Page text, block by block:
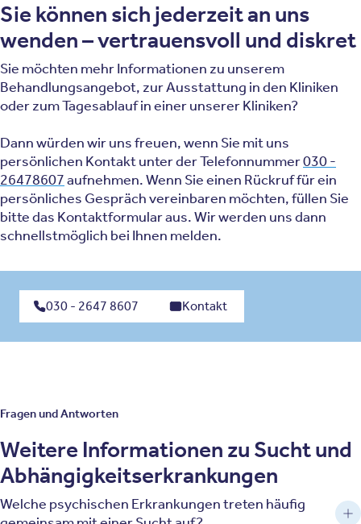
Sie können sich jederzeit an uns
wenden – vertrauensvoll und diskret
Sie möchten mehr Informationen zu unserem
Behandlungsangebot, zur Ausstattung in den Kliniken
oder zum Tagesablauf in einer unserer Kliniken?
Dann würden wir uns freuen, wenn Sie mit uns
persönlichen Kontakt unter der Telefonnummer030 -
26478607aufnehmen. Wenn Sie einen Rückruf für ein
persönliches Gespräch vereinbaren möchten, füllen Sie
bitte das Kontaktformular aus. Wir werden uns dann
schnellstmöglich bei Ihnen melden.
030 - 2647 8607 Kontakt
Fragen und Antworten
Weitere Informationen zu Sucht und
Abhängigkeitserkrankungen
Welche psychischen Erkrankungen treten häufig